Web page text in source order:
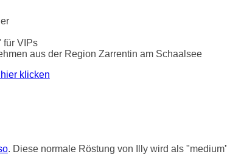
für VIPs
aus der Region Zarrentin am Schaalsee
klicken
. Diese normale Röstung von Illy wird als